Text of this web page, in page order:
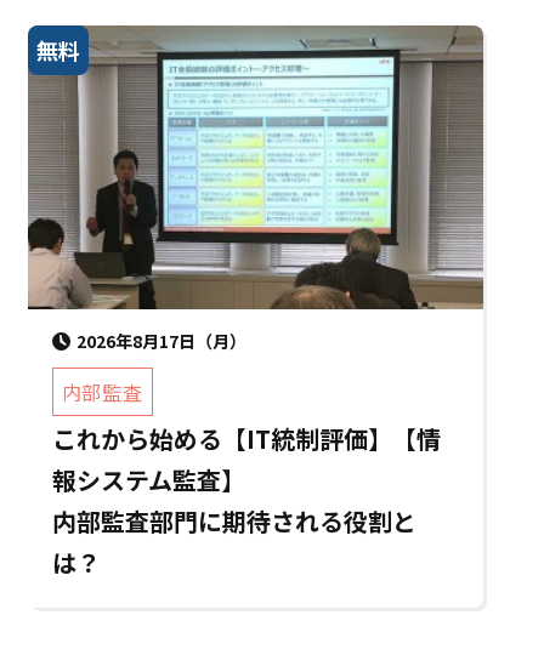
無料
2026年8月17日（月）
内部監査
これから始める【IT統制評価】【情
報システム監査】
内部監査部門に期待される役割と
は？